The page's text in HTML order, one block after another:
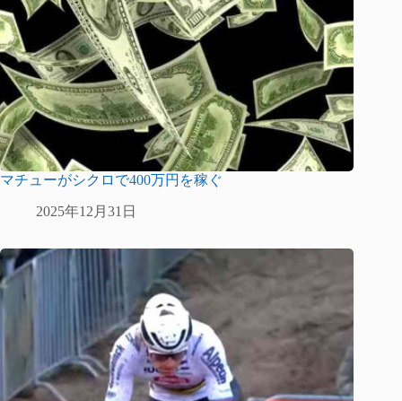
マチューがシクロで400万円を稼ぐ
2025年12月31日